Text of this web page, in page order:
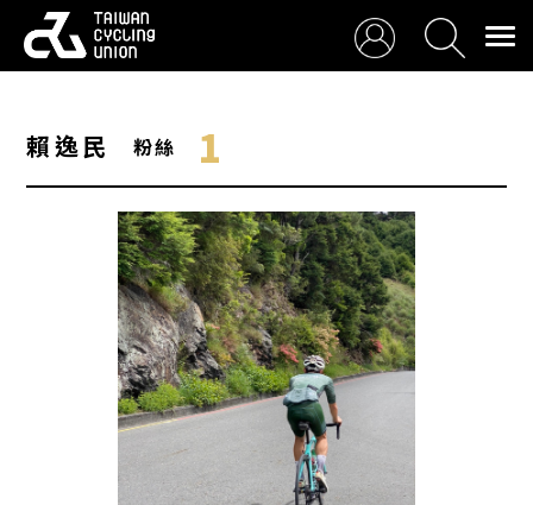
賴逸民 粉絲 1